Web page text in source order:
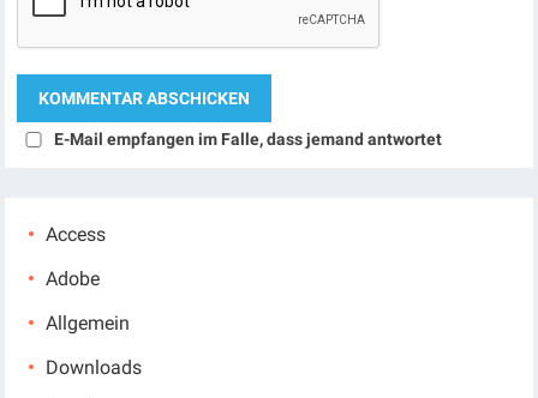
E-Mail empfangen im Falle, dass jemand antwortet
Access
Adobe
Allgemein
Downloads